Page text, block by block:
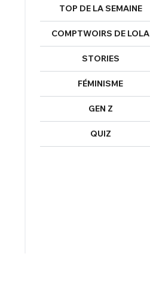
TOP DE LA SEMAINE
COMPTWOIRS DE LOLA
STORIES
FÉMINISME
GEN Z
QUIZ